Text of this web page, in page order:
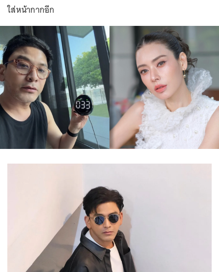
ใส่หน้ากากอีก